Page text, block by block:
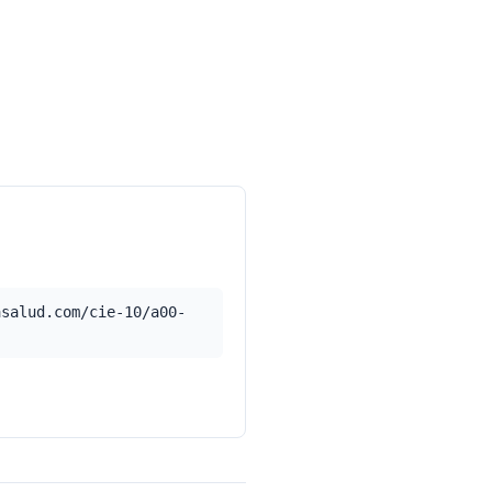
cie-10/a00-